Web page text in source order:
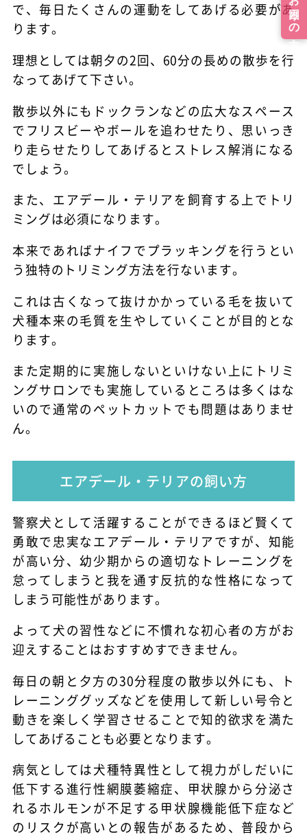
で、毎日たくさんの運動をしてあげる必要があ
ります。
理想としては朝夕の2回、60分の長めの散歩を行
なってあげて下さい。
散歩以外にもドックランなどの広大なスペース
でフリスビーやボールを追わせたり、思いっき
り走らせたりしてあげるとストレス解消になる
でしょう。
また、エアデール・テリアを飼育する上でトリ
ミングは必須になります。
本来であればナイフでプラッキングを行うとい
う独特のトリミング方法を行ないます。
これは古くなって抜けかかっている毛を抜いて
犬種本来の毛質を生やしていくことが目的とな
ります。
また定期的に実施しないといけない上にトリミ
ングサロンでも実施しているところは多くはな
いので通常のペットカットでも問題はありませ
ん。
エアデール・テリアの飼い方
警察犬として活躍することができるほど賢くて
勇敢で忠実なエアデール・テリアですが、知能
が高い分、幼少期からの適切なトレーニングを
怠ってしまうと我を通す反抗的な性格になって
しまう可能性があります。
よって犬の習性などに不慣れな初心者の方がお
迎えすることはおすすめすできません。
毎日の朝と夕方の30分程度の散歩以外にも、ト
レーニンググッズなどを使用して新しい号令と
動きを楽しく学習させることで知的欲求を満た
してあげることも必要となります。
病気としては犬種特異性として視力がしだいに
低下する進行性網膜萎縮症、甲状腺から分泌さ
れるホルモンが不足する甲状腺機能低下症など
のリスクが高いとの報告があるため、普段から